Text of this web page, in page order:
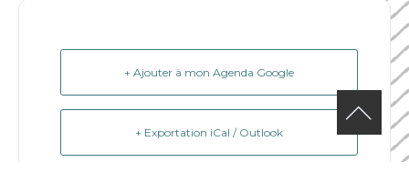
+ Ajouter à mon Agenda Google
+ Exportation iCal / Outlook